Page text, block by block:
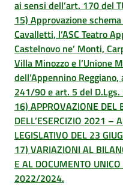
ai sensi dell’art. 170 del
15) Approvazione
Cavalletti, l’ASC Teatro
Castelnovo ne’ Monti,
Villa Minozzo e l’Unione
dell’Appennino
241/90 e art. 5 del
16) APPROVAZIONE DEL
DELL’ESERCIZIO 2021 –
LEGISLATIVO DEL 23
17) VARIAZIONI AL
E AL DOCUMENTO
2022/2024.